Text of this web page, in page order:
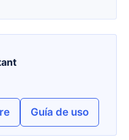
Guía de uso